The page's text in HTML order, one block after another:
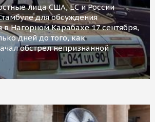
лица США, ЕС и России
для обсуждения
в Нагорном Карабахе 17 сентября,
дней до того, как
обстрел непризнанной